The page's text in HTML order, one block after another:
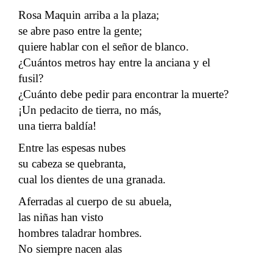
Rosa Maquin arriba a la plaza;
se abre paso entre la gente;
quiere hablar con el señor de blanco.
¿Cuántos metros hay entre la anciana y el
fusil?
¿Cuánto debe pedir para encontrar la muerte?
¡Un pedacito de tierra, no más,
una tierra baldía!
Entre las espesas nubes
su cabeza se quebranta,
cual los dientes de una granada.
Aferradas al cuerpo de su abuela,
las niñas han visto
hombres taladrar hombres.
No siempre nacen alas